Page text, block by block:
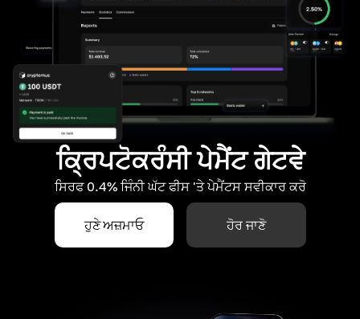
ਕ੍ਰਿਪਟੋਕਰੰਸੀ ਪੇਮੈਂਟ ਗੇਟਵੇ
ਸਿਰਫ 0.4% ਜਿੰਨੀ ਘੱਟ ਫੀਸ 'ਤੇ ਪੇਮੈਂਟਸ ਸਵੀਕਾਰ ਕਰੋ
ਹੁਣੇ ਅਜ਼ਮਾਓ ਹੋਰ ਜਾਣੋ